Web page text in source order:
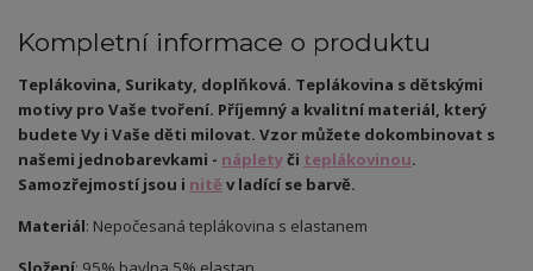
Kompletní informace o produktu
Teplákovina, Surikaty, doplňková. Teplákovina s dětskými
motivy pro Vaše tvoření. Příjemný a kvalitní materiál, který
budete Vy i Vaše děti milovat. Vzor můžete dokombinovat s
našemi jednobarevkami - nápletyči teplákovinou.
Samozřejmostí jsou i nitě v ladící se barvě.
Materiál: Nepočesaná teplákovina s elastanem